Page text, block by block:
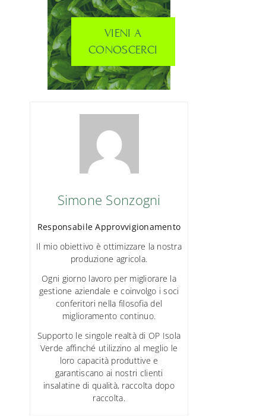
VIENI A
CONOSCERCI
Simone Sonzogni
Responsabile Approvvigionamento
Il mio obiettivo è ottimizzare la nostra
produzione agricola.
Ogni giorno lavoro per migliorare la
gestione aziendale e coinvolgo i soci
conferitori nella filosofia del
miglioramento continuo.
Supporto le singole realtà di OP Isola
Verde affinché utilizzino al meglio le
loro capacità produttive e
garantiscano ai nostri clienti
insalatine di qualità, raccolta dopo
raccolta.